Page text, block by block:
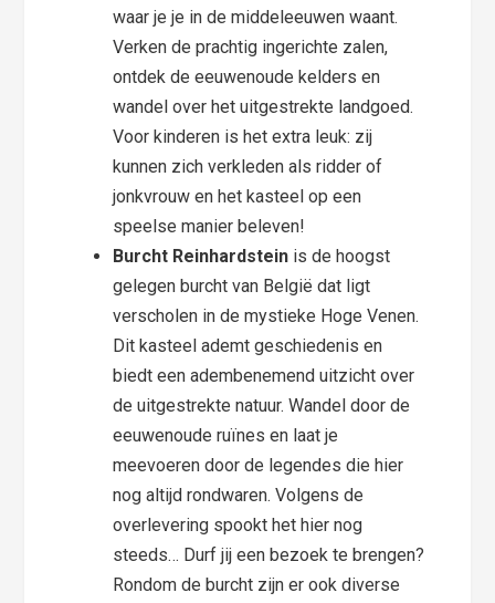
waar je je in de middeleeuwen waant.
Verken de prachtig ingerichte zalen,
ontdek de eeuwenoude kelders en
wandel over het uitgestrekte landgoed.
Voor kinderen is het extra leuk: zij
kunnen zich verkleden als ridder of
jonkvrouw en het kasteel op een
speelse manier beleven!
Burcht Reinhardstein is de hoogst
gelegen burcht van België dat ligt
verscholen in de mystieke Hoge Venen.
Dit kasteel ademt geschiedenis en
biedt een adembenemend uitzicht over
de uitgestrekte natuur. Wandel door de
eeuwenoude ruïnes en laat je
meevoeren door de legendes die hier
nog altijd rondwaren. Volgens de
overlevering spookt het hier nog
steeds… Durf jij een bezoek te brengen?
Rondom de burcht zijn er ook diverse